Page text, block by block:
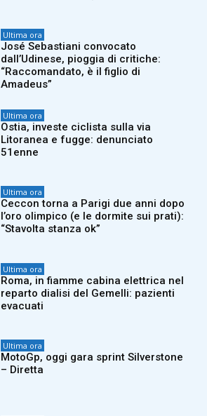
Ultima ora
José Sebastiani convocato
dall’Udinese, pioggia di critiche:
“Raccomandato, è il figlio di
Amadeus”
Ultima ora
Ostia, investe ciclista sulla via
Litoranea e fugge: denunciato
51enne
Ultima ora
Ceccon torna a Parigi due anni dopo
l’oro olimpico (e le dormite sui prati):
“Stavolta stanza ok”
Ultima ora
Roma, in fiamme cabina elettrica nel
reparto dialisi del Gemelli: pazienti
evacuati
Ultima ora
MotoGp, oggi gara sprint Silverstone
– Diretta